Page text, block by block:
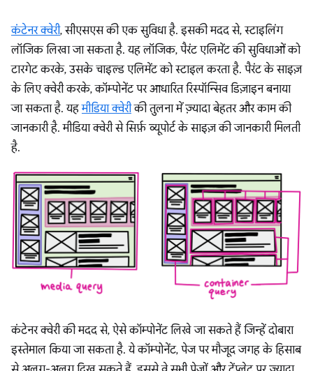
कंटेनर क्वेरी, सीएसएस की एक सुविधा है. इसकी मदद से, स्टाइलिंग
लॉजिक लिखा जा सकता है. यह लॉजिक, पैरंट एलिमेंट की सुविधाओं को
टारगेट करके, उसके चाइल्ड एलिमेंट को स्टाइल करता है. पैरंट के साइज़
के लिए क्वेरी करके, कॉम्पोनेंट पर आधारित रिस्पॉन्सिव डिज़ाइन बनाया
जा सकता है. यहमीडिया क्वेरीकी तुलना में ज़्यादा बेहतर और काम की
जानकारी है. मीडिया क्वेरी से सिर्फ़ व्यूपोर्ट के साइज़ की जानकारी मिलती
है.
कंटेनर क्वेरी की मदद से, ऐसे कॉम्पोनेंट लिखे जा सकते हैं जिन्हें दोबारा
इस्तेमाल किया जा सकता है. ये कॉम्पोनेंट, पेज पर मौजूद जगह के हिसाब